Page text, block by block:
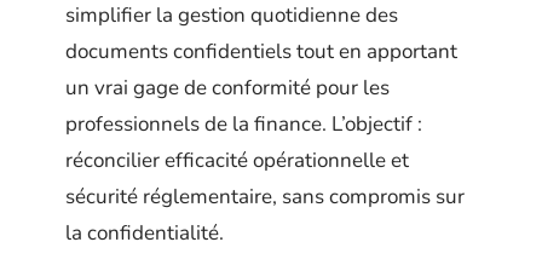
simplifier la gestion quotidienne des
documents confidentiels tout en apportant
un vrai gage de conformité pour les
professionnels de la finance. L’objectif :
réconcilier efficacité opérationnelle et
sécurité réglementaire, sans compromis sur
la confidentialité.